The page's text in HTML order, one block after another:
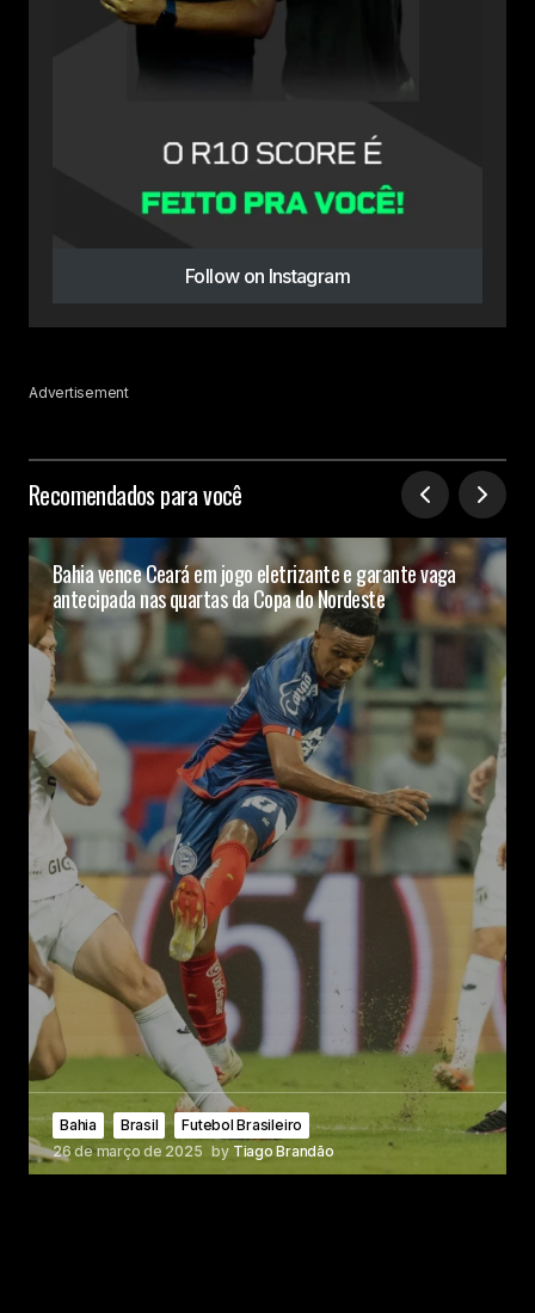
Follow on Instagram
Advertisement
Recomendados para você
Bahia vence Ceará em jogo eletrizante e garante vaga
antecipada nas quartas da Copa do Nordeste
Bahia Brasil
Futebol Brasileiro
26 de março de 2025 by Tiago Brandão